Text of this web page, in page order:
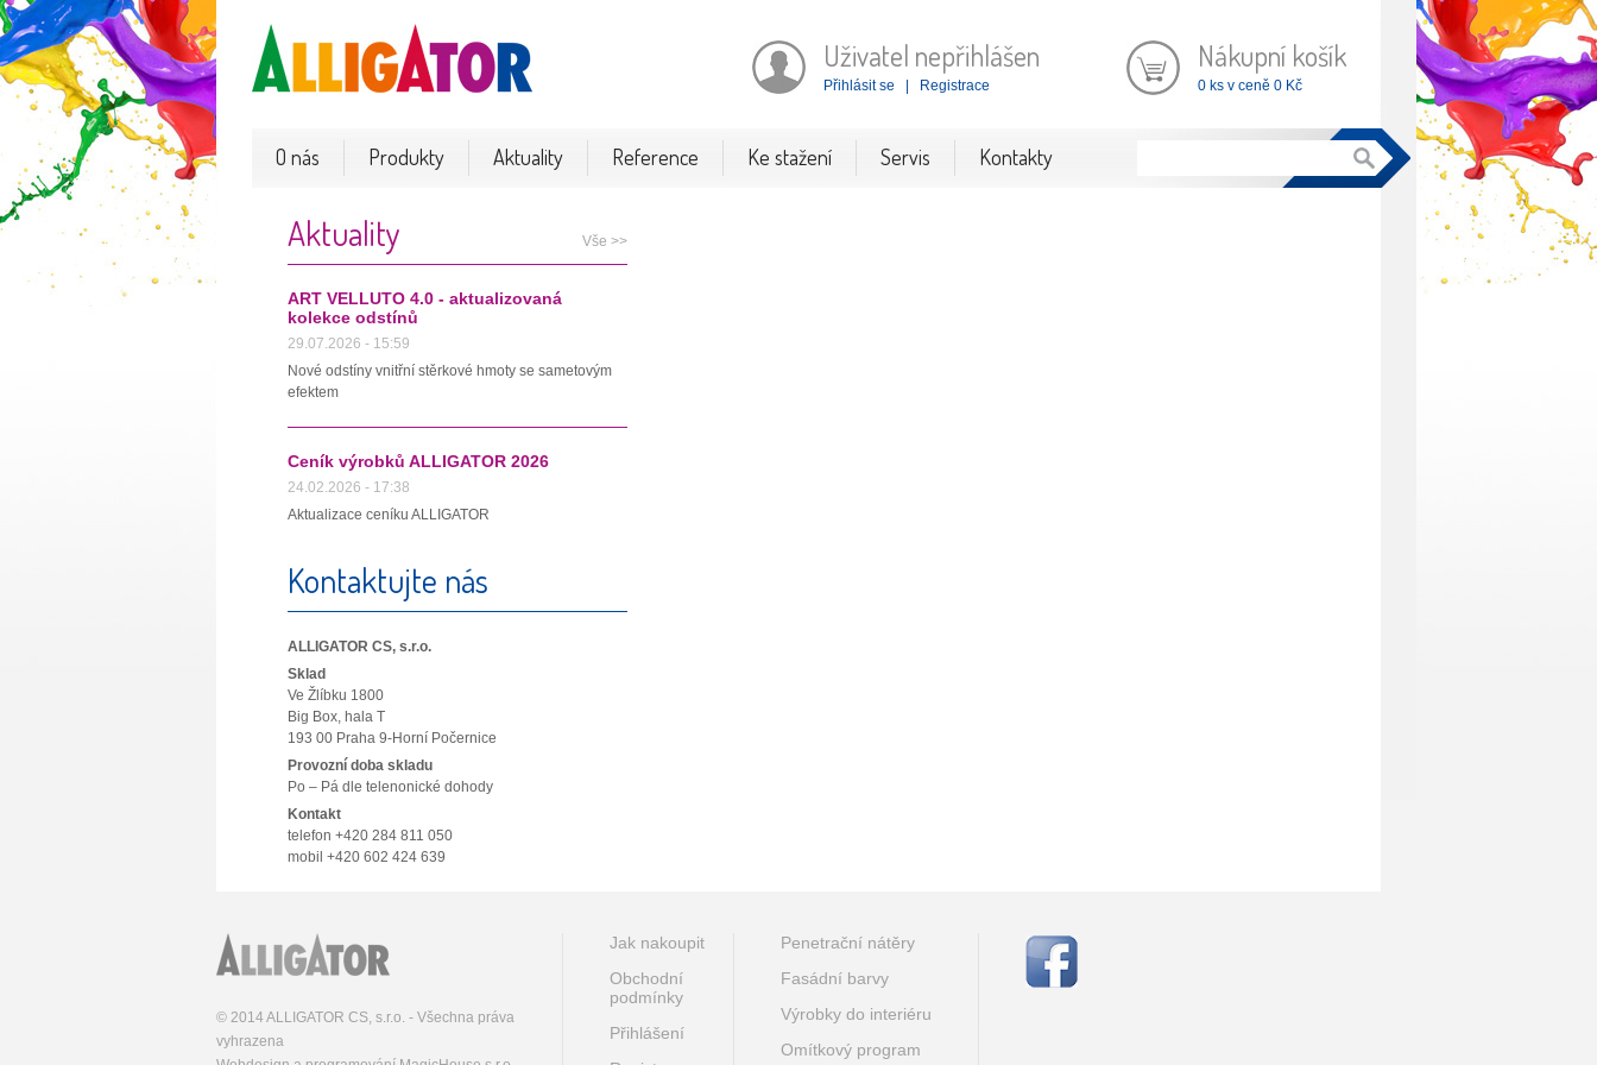
Uživatel nepřihlášen
Přihlásit se Registrace
Nákupní košík
0 ks v ceně 0 Kč
O nás Produkty Aktuality Reference Ke stažení Servis Kontakty
Aktuality Vše >>
ART VELLUTO 4.0 - aktualizovaná
kolekce odstínů
29.07.2026 - 15:59
Nové odstíny vnitřní stěrkové hmoty se sametovým
efektem
Ceník výrobků ALLIGATOR 2026
24.02.2026 - 17:38
Aktualizace ceníku ALLIGATOR
Kontaktujte nás
ALLIGATOR CS, s.r.o.
Sklad
Ve Žlíbku 1800
Big Box, hala T
193 00 Praha 9-Horní Počernice
Provozní doba skladu
Po – Pá dle telenonické dohody
Kontakt
telefon +420 284 811 050
mobil +420 602 424 639
© 2014 ALLIGATOR CS, s.r.o. - Všechna práva
vyhrazena
Jak nakoupit
Obchodní
podmínky
Přihlášení
Penetrační nátěry
Fasádní barvy
Výrobky do interiéru
Omítkový program